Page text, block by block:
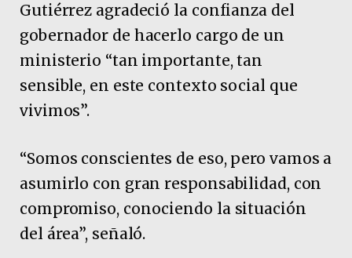
Gutiérrez agradeció la confianza del
gobernador de hacerlo cargo de un
ministerio “tan importante, tan
sensible, en este contexto social que
vivimos”.
“Somos conscientes de eso, pero vamos a
asumirlo con gran responsabilidad, con
compromiso, conociendo la situación
del área”, señaló.